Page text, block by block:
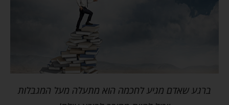
ברגע שאדם מגיע לחכמה הוא מתעלה מעל המגבלות